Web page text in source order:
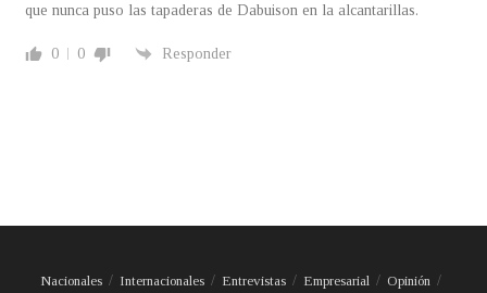
que nunca puso las tapaderas de Dabuison en la alcantarillas.
0 0 Responder
Nacionales Internacionales Entrevistas Empresarial Opinión